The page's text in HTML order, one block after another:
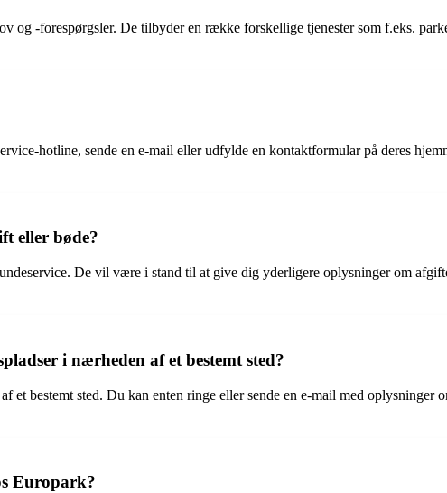
og -forespørgsler. De tilbyder en række forskellige tjenester som f.eks.
hotline, sende en e-mail eller udfylde en kontaktformular på deres
eller bøde?
De vil være i stand til at give dig yderligere oplysninger om
i nærheden af ​​et bestemt sted?
bestemt sted. Du kan enten ringe eller sende en e-mail med oplysninger
Europark?